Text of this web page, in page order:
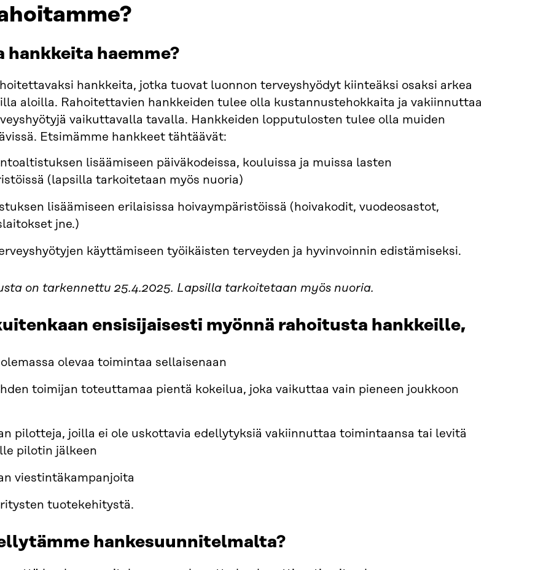
hankkeita haemme?
hankkeita, jotka tuovat luonnon terveyshyödyt kiinteäksi osaksi arkea
aloilla. Rahoitettavien hankkeiden tulee olla kustannustehokkaita ja vakiinnuttaa
vaikuttavalla tavalla. Hankkeiden lopputulosten tulee olla muiden
Etsimämme hankkeet tähtäävät:
lisäämiseen päiväkodeissa, kouluissa ja muissa lasten
(lapsilla tarkoitetaan myös nuoria)
lisäämiseen erilaisissa hoivaympäristöissä (hoivakodit, vuodeosastot,
jne.)
käyttämiseen työikäisten terveyden ja hyvinvoinnin edistämiseksi.
on tarkennettu 25.4.2025. Lapsilla tarkoitetaan myös nuoria.
ensisijaisesti myönnä rahoitusta hankkeille,
olevaa toimintaa sellaisenaan
toimijan toteuttamaa pientä kokeilua, joka vaikuttaa vain pieneen joukkoon
pilotteja, joilla ei ole uskottavia edellytyksiä vakiinnuttaa toimintaansa tai levitä
pilotin jälkeen
viestintäkampanjoita
tuotekehitystä.
hankesuunnitelmalta?